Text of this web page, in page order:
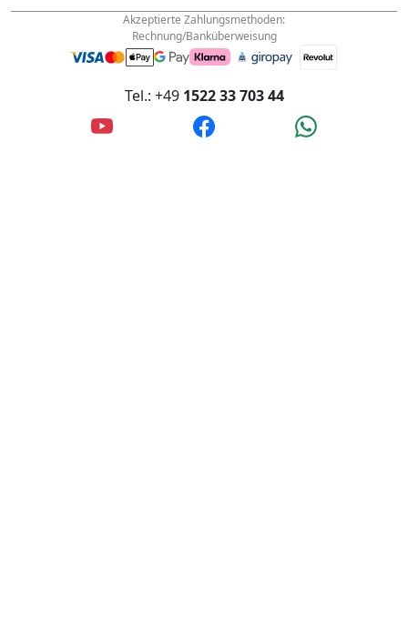
Akzeptierte Zahlungsmethoden:
Rechnung/Banküberweisung
Tel.: +49 1522 33 703 44